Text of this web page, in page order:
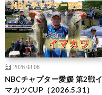
2026.08.06
NBCチャプター愛媛 第2戦イ
マカツCUP（2026.5.31）